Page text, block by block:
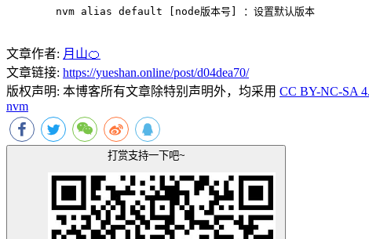
nvm alias default [node版本号] ：设置默认版本
文章作者: 月山🍊
文章链接: https://yueshan.online/post/d04dea70/
版权声明: 本博客所有文章除特别声明外，均采用 CC BY-NC-SA
nvm
打赏支持一下吧~